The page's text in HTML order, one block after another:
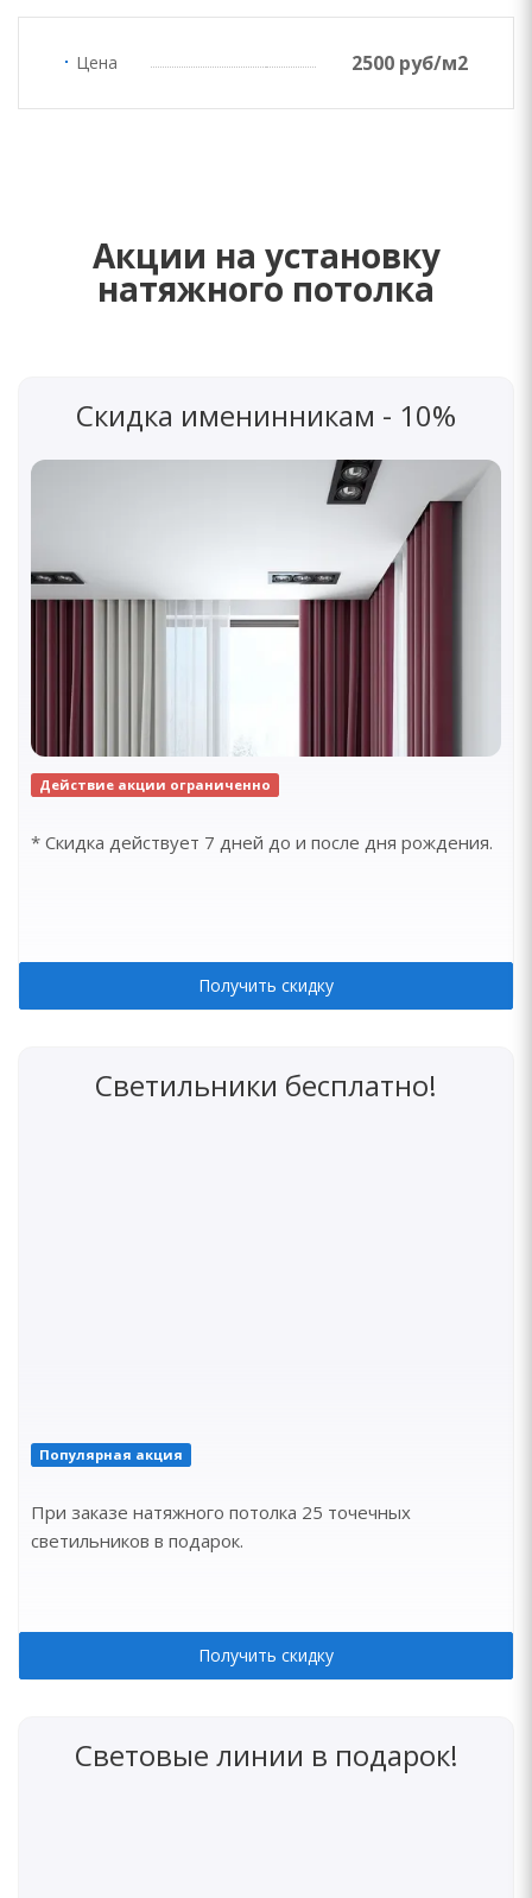
Цена 2500 руб/м2
Акции на установку
натяжного потолка
Скидка именинникам - 10%
Действие акции ограниченно
* Скидка действует 7 дней до и после дня рождения.
Получить скидку
Светильники бесплатно!
Популярная акция
При заказе натяжного потолка 25 точечных
светильников в подарок.
Получить скидку
Световые линии в подарок!